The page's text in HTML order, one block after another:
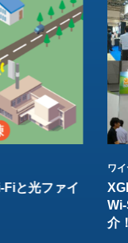
と光ファイ
ワ
介